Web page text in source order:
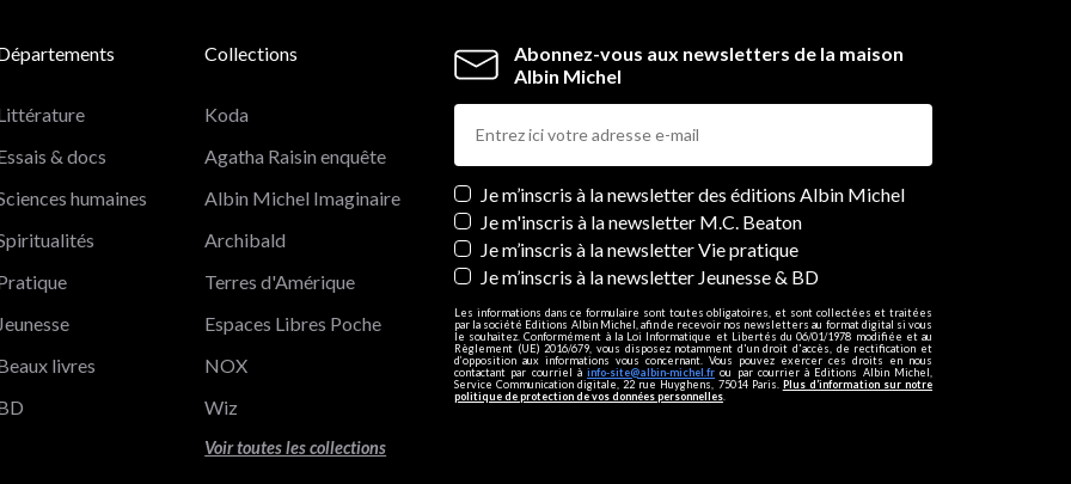
Abonnez-vous aux newsletters de la maison
Albin Michel
Newsletters
Je m’inscris à la newsletter des éditions Albin Michel
Je m'inscris à la newsletter M.C. Beaton
Je m’inscris à la newsletter Vie pratique
Je m’inscris à la newsletter Jeunesse & BD
Les informations dans ce formulaire sont toutes obligatoires, et sont collectées et traitées
par la société Editions Albin Michel, afin de recevoir nos newsletters au format digital si vous
le souhaitez. Conformément à la Loi Informatique et Libertés du 06/01/1978 modifiée et au
Règlement (UE) 2016/679, vous disposez notamment d'un droit d'accès, de rectification et
d’opposition aux informations vous concernant. Vous pouvez exercer ces droits en nous
contactant par courriel àinfo-site@albin-michel.fr ou par courrier à Editions Albin Michel,
Service Communication digitale, 22 rue Huyghens, 75014 Paris. Plus d’information sur notre
politique de protection de vos données personnelles
& docs
humaines
Jeunesse
livres
Collections
Koda
Agatha Raisin enquête
Albin Michel Imaginaire
Archibald
Terres d'Amérique
Espaces Libres Poche
NOX
Wiz
Voir toutes les collections